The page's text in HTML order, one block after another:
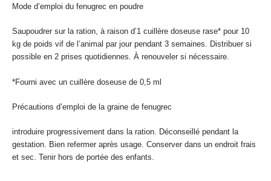
Mode d’emploi du fenugrec en poudre
Saupoudrer sur la ration, à raison d’1 cuillère doseuse rase* pour 10
kg de poids vif de l’animal par jour pendant 3 semaines. Distribuer si
possible en 2 prises quotidiennes. À renouveler si nécessaire.
*Fourni avec un cuillère doseuse de 0,5 ml
Précautions d’emploi de la graine de fenugrec
introduire progressivement dans la ration. Déconseillé pendant la
gestation. Bien refermer après usage. Conserver dans un endroit frais
et sec. Tenir hors de portée des enfants.